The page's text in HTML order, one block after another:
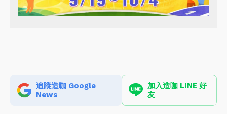
追蹤造咖 Google
News
加入造咖 LINE 好
友